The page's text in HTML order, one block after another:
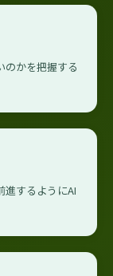
のかを把握する
進するようにAI